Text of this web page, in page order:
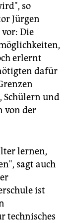
so
Jürgen
vor: Die
erlernt
dafür
Schülern und
von der
lernen,
sagt auch
ist
technisches